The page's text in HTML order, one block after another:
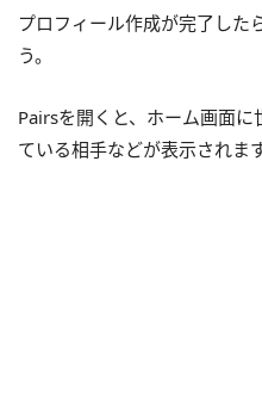
プロフィール作成が完了した
う。
Pairsを開くと、ホーム画面
ている相手などが表示されます